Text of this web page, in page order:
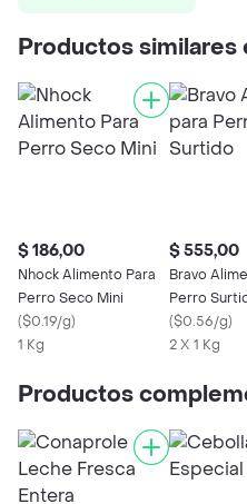
Productos similares
$ 186,00
Nhock Alimento Para
Perro Seco Mini
($0.19/g)
1 Kg
$ 555,00
Bravo
Perro
($0.56/g)
2 X 1 Kg
Productos